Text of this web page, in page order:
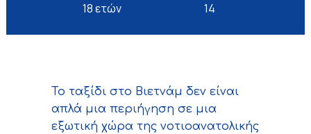
18 ετών 14
Το ταξίδι στο Βιετνάμ δεν είναι
απλά μια περιήγηση σε μια
εξωτική χώρα της νοτιοανατολικής